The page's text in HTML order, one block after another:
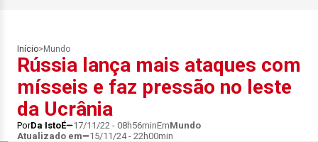
Início> Mundo
Rússia lança mais ataques com
mísseis e faz pressão no leste
da Ucrânia
PorDa IstoÉ 17/11/22 - 08h56minEmMundo
Atualizado em
15/11/24 - 22h00min